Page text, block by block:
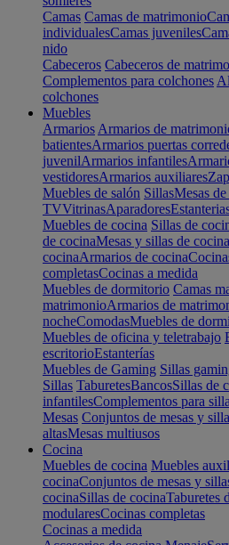
Camas Camas de matrimonio
individualesCamas juveniles
nido
Cabeceros Cabeceros de
Complementos para colchones
colchones
Muebles
Armarios Armarios de
batientesArmarios puertas
juvenilArmarios infantiles
vestidoresArmarios auxiliares
Muebles de salón SillasMesas
TVVitrinasAparadores
Muebles de cocina Sillas de
de cocinaMesas y sillas de cocina
cocinaArmarios de cocina
completasCocinas a medida
Muebles de dormitorio Camas
matrimonioArmarios de
nocheComodasMuebles de
Muebles de oficina y teletrabajo
escritorioEstanterías
Muebles de Gaming Sillas
Sillas TaburetesBancosSillas de
infantilesComplementos para
Mesas Conjuntos de mesas y
altasMesas multiusos
Cocina
Muebles de cocina Muebles
cocinaConjuntos de mesas y
cocinaSillas de cocinaTaburetes
modularesCocinas completas
Cocinas a medida